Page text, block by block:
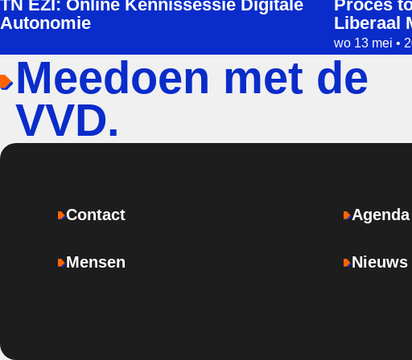
TN EZI: Online Kennissessie Digitale
Autonomie
Proces
Liberaal
wo 13 mei •
Meedoen met de
VVD.
Contact
Mensen
Agenda
Nieuws